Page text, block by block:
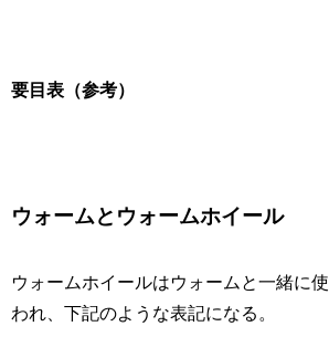
要目表（参考）
ウォームとウォームホイール
ウォームホイールはウォームと一緒に使
われ、下記のような表記になる。